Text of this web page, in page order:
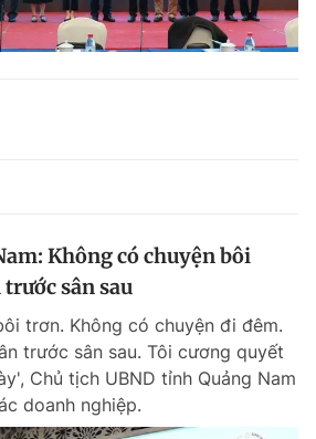
Không có chuyện bôi
sân sau
trơn. Không có chuyện đi đêm.
trước sân sau. Tôi cương quyết
Chủ tịch UBND tỉnh Quảng Nam
doanh nghiệp.